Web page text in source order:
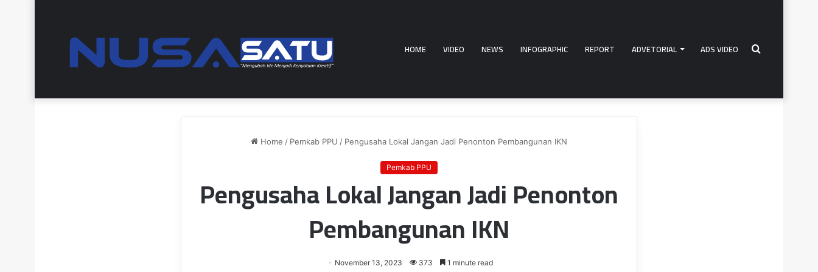
HOME VIDEO NEWS INFOGRAPHIC REPORT ADVETORIAL ADS VIDEO Search
Home / Pemkab PPU / Pengusaha Lokal Jangan Jadi Penonton Pembangunan IKN
Pemkab PPU
Pengusaha Lokal Jangan Jadi Penonton
Pembangunan IKN
November 13, 2023 373 1 minute read